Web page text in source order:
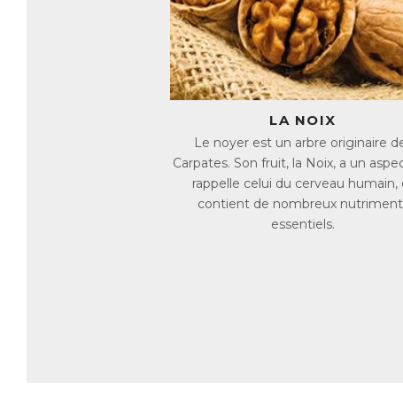
ses
LA NOIX
Le noyer est un arbre originaire
Carpates. Son fruit, la Noix, a un
rappelle celui du cerveau humain,
contient de nombreux
essentiels.